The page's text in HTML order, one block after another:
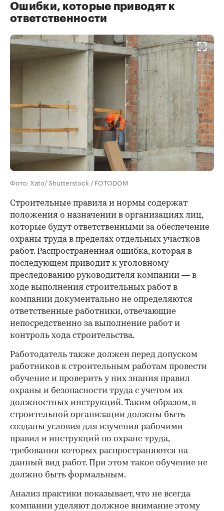
Ошибки, которые приводят к
ответственности
Фото: Xato/ Shutterstock / FOTODOM
Строительные правила и нормы содержат
положения о назначении в организациях лиц,
которые будут ответственными за обеспечение
охраны труда в пределах отдельных участков
работ. Распространенная ошибка, которая в
последующем приводит к уголовному
преследованию руководителя компании — в
ходе выполнения строительных работ в
компании документально не определяются
ответственные работники, отвечающие
непосредственно за выполнение работ и
контроль хода строительства.
Работодатель также должен перед допуском
работников к строительным работам провести
обучение и проверить у них знания правил
охраны и безопасности труда с учетом их
должностных инструкций. Таким образом, в
строительной организации должны быть
созданы условия для изучения рабочими
правил и инструкций по охране труда,
требования которых распространяются на
данный вид работ. При этом такое обучение не
должно быть формальным.
Анализ практики показывает, что не всегда
компании уделяют должное внимание этому